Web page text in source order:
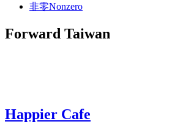
非零Nonzero
Forward Taiwan
Happier Cafe